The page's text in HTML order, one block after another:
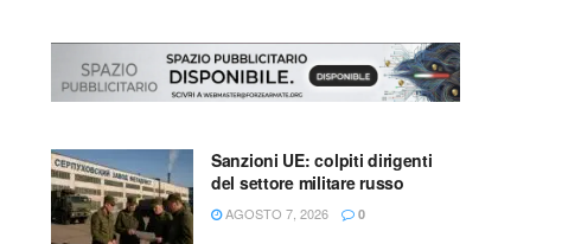
Sanzioni UE: colpiti dirigenti
del settore militare russo
AGOSTO 7, 2026 0